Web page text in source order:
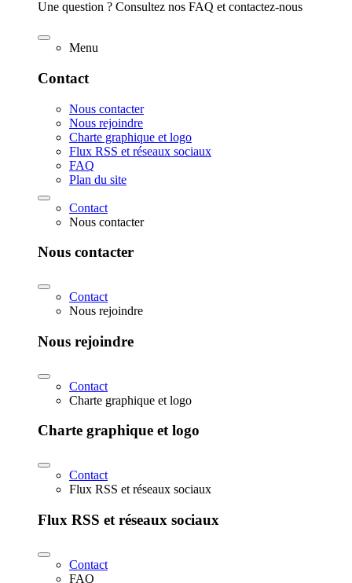
Une question ? Consultez nos FAQ et contactez-nous
Menu
Contact
Nous contacter
Nous rejoindre
Charte graphique et logo
Flux RSS et réseaux sociaux
FAQ
Plan du site
Contact
Nous contacter
Nous contacter
Contact
Nous rejoindre
Nous rejoindre
Contact
Charte graphique et logo
Charte graphique et logo
Contact
Flux RSS et réseaux sociaux
Flux RSS et réseaux sociaux
Contact
FAQ